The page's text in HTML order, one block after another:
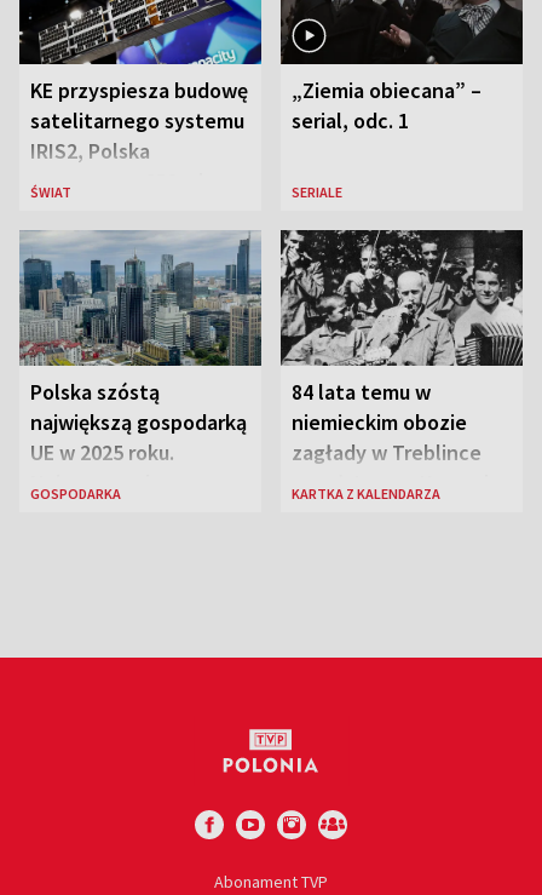
KE przyspiesza budowę
satelitarnego systemu
IRIS2, Polska
przeznaczy 656 mln
ŚWIAT
„Ziemia obiecana” –
serial, odc. 1
SERIALE
Polska szóstą
największą gospodarką
UE w 2025 roku.
Najnowsze dane
GOSPODARKA
84 lata temu w
niemieckim obozie
zagłady w Treblince
zmarł Janusz Korczak
KARTKA Z KALENDARZA
Abonament TVP